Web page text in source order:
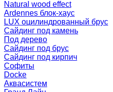
Natural wood effect
Ardennes блок-хаус
LUX оцилиндрованный брус
Сайдинг под камень
Под дерево
Сайдинг под брус
Сайдинг под кирпич
Софиты
Docke
Аквасистем